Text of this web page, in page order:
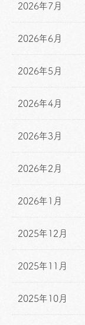
2026年7月
2026年6月
2026年5月
2026年4月
2026年3月
2026年2月
2026年1月
2025年12月
2025年11月
2025年10月